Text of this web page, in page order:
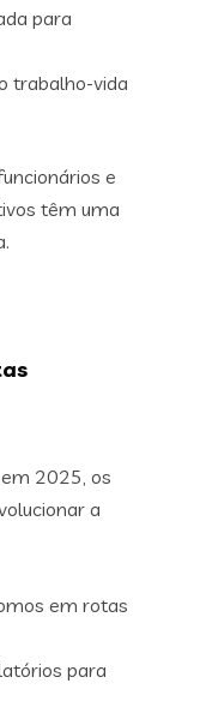
para
trabalho-vida
e
têm uma
2025, os
a
em rotas
para